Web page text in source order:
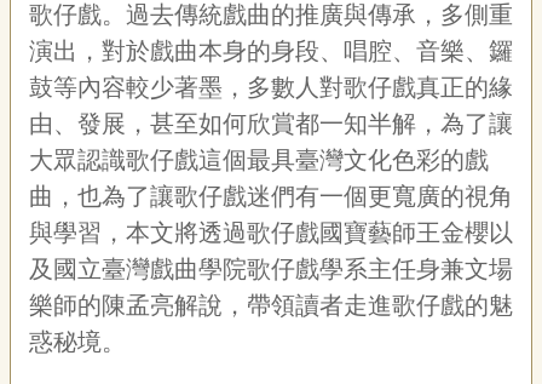
網
站
導
覽
絡
我
們
資
訊
安
全
歌仔戲。過去傳統戲曲的推廣與傳承，多側重
演出，對於戲曲本身的身段、唱腔、音樂、鑼
鼓等內容較少著墨，多數人對歌仔戲真正的緣
由、發展，甚至如何欣賞都一知半解，為了讓
大眾認識歌仔戲這個最具臺灣文化色彩的戲
曲，也為了讓歌仔戲迷們有一個更寬廣的視角
與學習，本文將透過歌仔戲國寶藝師王金櫻以
及國立臺灣戲曲學院歌仔戲學系主任身兼文場
樂師的陳孟亮解說，帶領讀者走進歌仔戲的魅
惑秘境。